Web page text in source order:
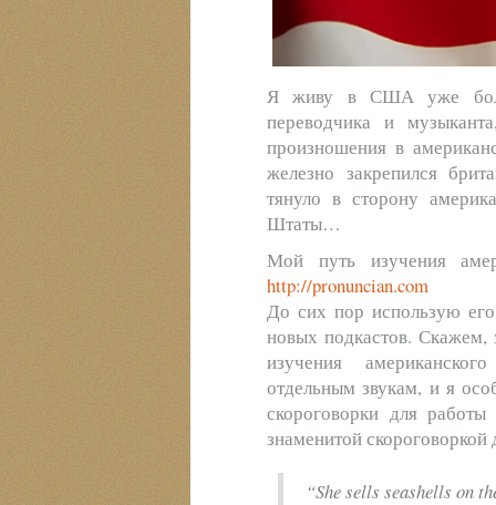
Я живу в США уже
переводчика и
произношения в
железно закрепился
тянуло в сторону
Штаты…
Мой путь изучения
http://pronuncian.com
До сих пор использую
новых подкастов. Скажем,
изучения
отдельным звукам, и я
скороговорки для
знаменитой скороговоркой
“She sells seashells on